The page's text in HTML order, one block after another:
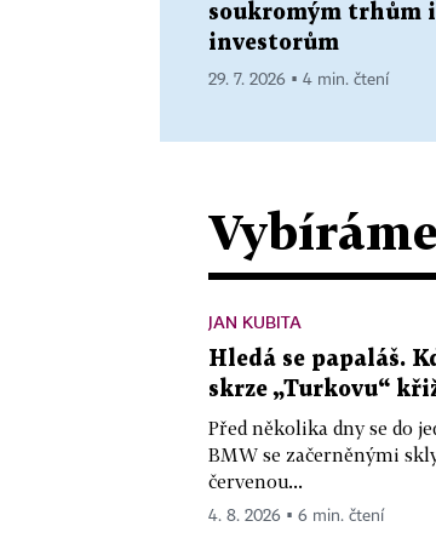
soukromým trhům
investorům
29. 7. 2026 ▪ 4 min. čtení
JAN KUBITA
Hledá se papaláš.
skrze „Turkovu“
Před několika dny se do
BMW se začerněnými
červenou...
4. 8. 2026 ▪ 6 min. čtení